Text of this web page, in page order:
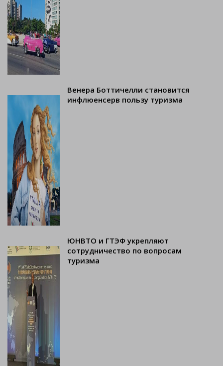
Венера Боттичелли становится
инфлюенсерв пользу туризма
ЮНВТО и ГТЭФ укрепляют
сотрудничество по вопросам
туризма